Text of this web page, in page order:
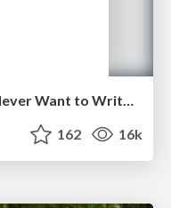
CoffeeScript is Beautiful & I Never Want to Write Plain JavaScript Again
162 16k